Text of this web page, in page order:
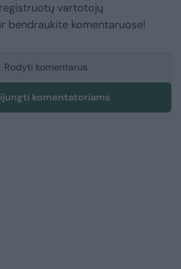
vartotojų
bendraukite komentaruose!
Rodyti komentarus
komentatoriams